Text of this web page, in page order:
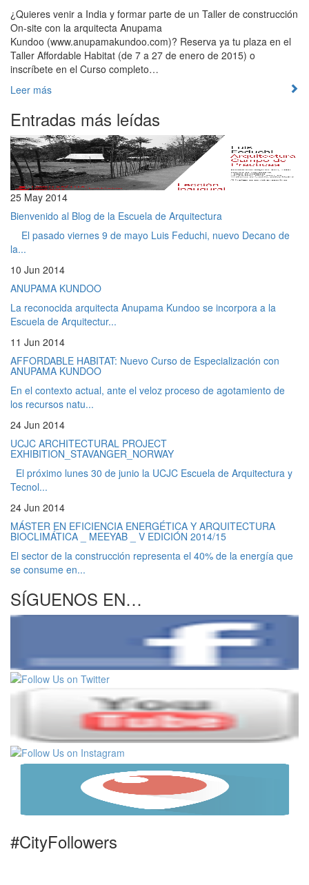
¿Quieres venir a India y formar parte de un Taller de construcción
On-site con la arquitecta Anupama
Kundoo (www.anupamakundoo.com)? Reserva ya tu plaza en el
Taller Affordable Habitat (de 7 a 27 de enero de 2015) o
inscríbete en el Curso completo…
Leer más
Entradas más leídas
25 May 2014
Bienvenido al Blog de la Escuela de Arquitectura
El pasado viernes 9 de mayo Luis Feduchi, nuevo Decano de
la...
10 Jun 2014
ANUPAMA KUNDOO
La reconocida arquitecta Anupama Kundoo se incorpora a la
Escuela de Arquitectur...
11 Jun 2014
AFFORDABLE HABITAT: Nuevo Curso de Especialización con
ANUPAMA KUNDOO
En el contexto actual, ante el veloz proceso de agotamiento de
los recursos natu...
24 Jun 2014
UCJC ARCHITECTURAL PROJECT
EXHIBITION_STAVANGER_NORWAY
El próximo lunes 30 de junio la UCJC Escuela de Arquitectura y
Tecnol...
24 Jun 2014
MÁSTER EN EFICIENCIA ENERGÉTICA Y ARQUITECTURA
BIOCLIMÁTICA _ MEEYAB _ V EDICIÓN 2014/15
El sector de la construcción representa el 40% de la energía que
se consume en...
SÍGUENOS EN…
#CityFollowers